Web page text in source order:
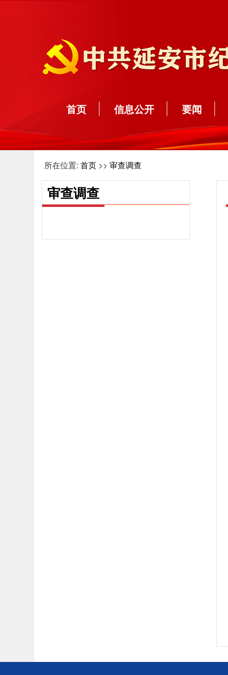
首页 信息公开 要闻
所在位置: 首页 >> 审查调查
审查调查